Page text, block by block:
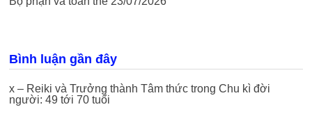
Bình luận gần đây
x – Reiki và Trưởng thành Tâm thứctrong Chu kì đời
người: 49 tới 70 tuổi